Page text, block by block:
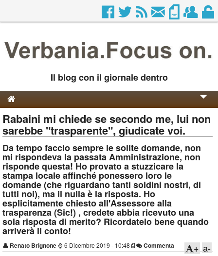
Il blog con il giornale dentro
Genesi e Storia
Contatti
Rabaini mi chiede se secondo me, lui non
sarebbe "trasparente", giudicate voi.
Da tempo faccio sempre le solite domande, non
mi rispondeva la passata Amministrazione, non
risponde questa! Ho provato a stuzzicare la
stampa locale affinché ponessero loro le
domande (che riguardano tanti soldini nostri, di
tutti noi), ma il nulla è la risposta. Ho
esplicitamente chiesto all'Assessore alla
trasparenza (Sic!) , credete abbia ricevuto una
sola risposta di merito? Ricordatelo bene quando
arriverà il conto!
👤 Renato Brignone ⌚ 6 Dicembre 2019 - 10:48 Commenta a-
+